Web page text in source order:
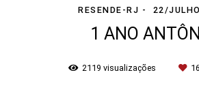
RESENDE-RJ
22/
1 ANO
2119 visualizações